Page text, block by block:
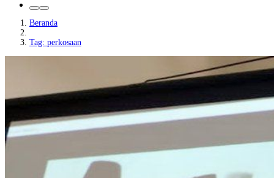
Beranda
Tag: perkosaan